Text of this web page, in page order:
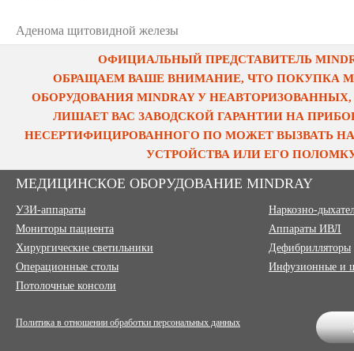
Аденома щитовидной железы
ОФИЦИАЛЬНЫЙ ПРЕДСТАВИТЕЛЬ
ОБРАЩАЕМ ВАШЕ ВНИМАНИЕ, ЧТО ПОКУПКА
ОБОРУДОВАНИЯ MINDRAY У
ЛИШАЕТ ВАС ЗАВОДСКОЙ ГАРАНТИИ НА
НЕСЕРТИФИЦИРОВАННОГО ПО МОЖЕТ ВЫЗВАТЬ
УСТРОЙСТВА ИЛИ ЕГО
МЕДИЦИНСКОЕ ОБОРУДОВАНИЕ MINDRAY
УЗИ-аппараты
Мониторы пациента
Хирургические светильники
Операционные столы
Потолочные консоли
Наркозно-
Аппараты ИВЛ
Дефибрилляторы
Инфузионные и
Политика в отношении обработки персональных данных